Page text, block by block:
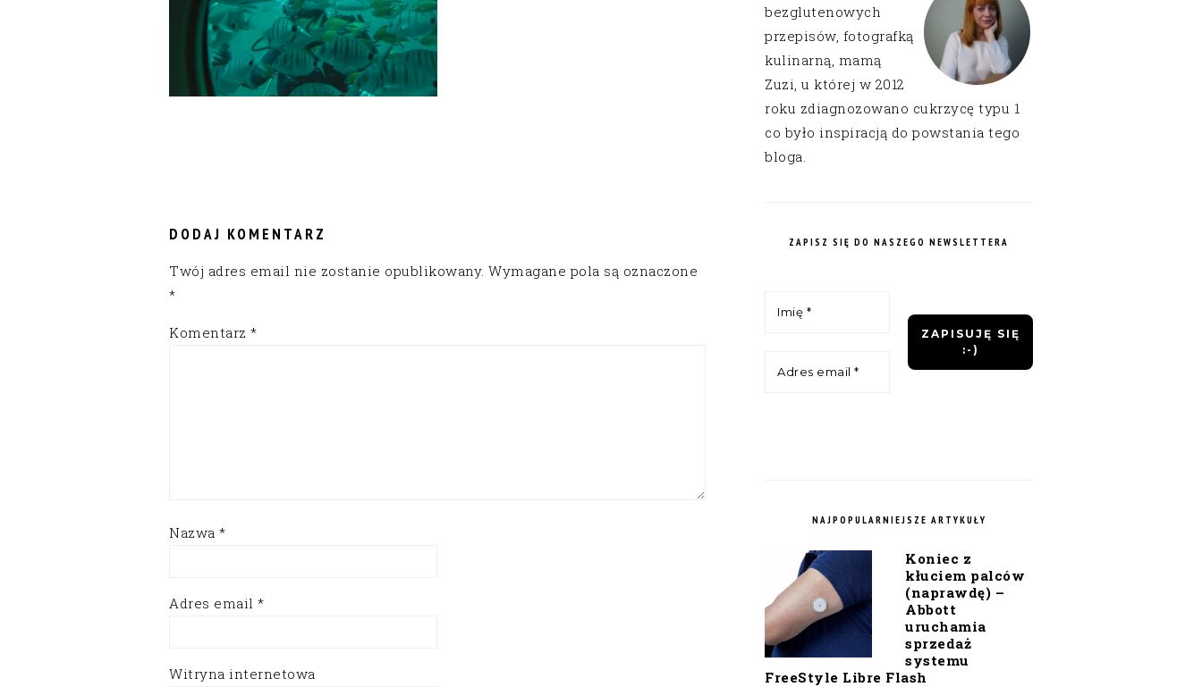
DODAJ KOMENTARZ
Twój adres email nie zostanie opublikowany. Wymagane pola są oznaczone
*
Komentarz *
Nazwa *
Adres email *
Witryna internetowa
bezglutenowych
przepisów, fotografką
kulinarną, mamą
Zuzi, u której w 2012
roku zdiagnozowano cukrzycę typu 1
co było inspiracją do powstania tego
bloga.
ZAPISZ SIĘ DO NASZEGO NEWSLETTERA
NAJPOPULARNIEJSZE ARTYKUŁY
Koniec z
kłuciem palców
(naprawdę) –
Abbott
uruchamia
sprzedaż
systemu
FreeStyle Libre Flash